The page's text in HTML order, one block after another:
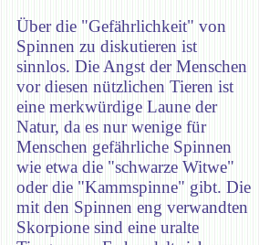
Über die "Gefährlichkeit" von
Spinnen zu diskutieren ist
sinnlos. Die Angst der Menschen
vor diesen nützlichen Tieren ist
eine merkwürdige Laune der
Natur, da es nur wenige für
Menschen gefährliche Spinnen
wie etwa die "schwarze Witwe"
oder die "Kammspinne" gibt. Die
mit den Spinnen eng verwandten
Skorpione sind eine uralte